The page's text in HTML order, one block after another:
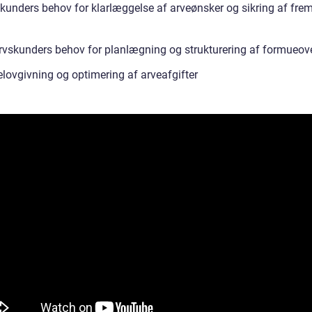
behov for klarlæggelse af arveønsker og sikring af
behov for planlægning og strukturering af
og optimering af arveafgifter